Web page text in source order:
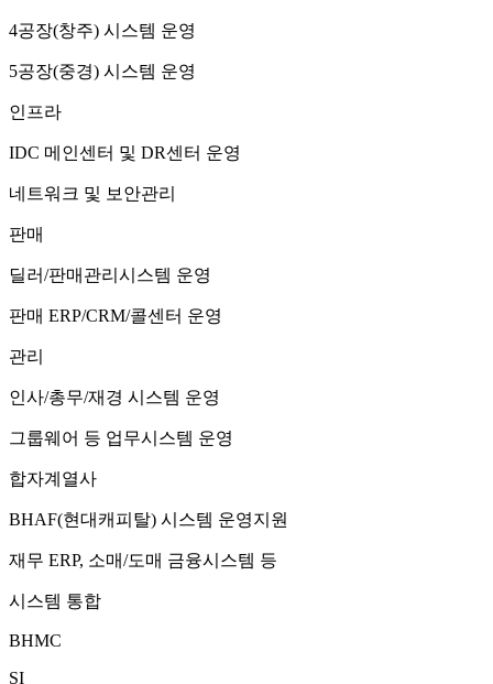
4공장(창주) 시스템 운영
5공장(중경) 시스템 운영
인프라
IDC 메인센터 및 DR센터 운영
네트워크 및 보안관리
판매
딜러/판매관리시스템 운영
판매 ERP/CRM/콜센터 운영
관리
인사/총무/재경 시스템 운영
그룹웨어 등 업무시스템 운영
합자계열사
BHAF(현대캐피탈) 시스템 운영지원
재무 ERP, 소매/도매 금융시스템 등
시스템 통합
BHMC
SI